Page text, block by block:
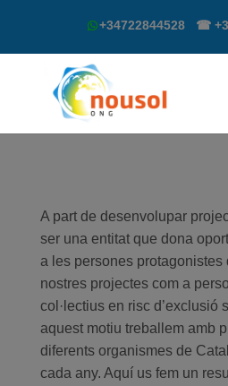
+34722844528 ☎
A part de desenvolupar
ser una entitat que dona
a les persones
nostres projectes com a
col·lectius en risc d’exclusió
aquest motiu treballem amb
diferents organismes de
cada any. Aquí us fem un